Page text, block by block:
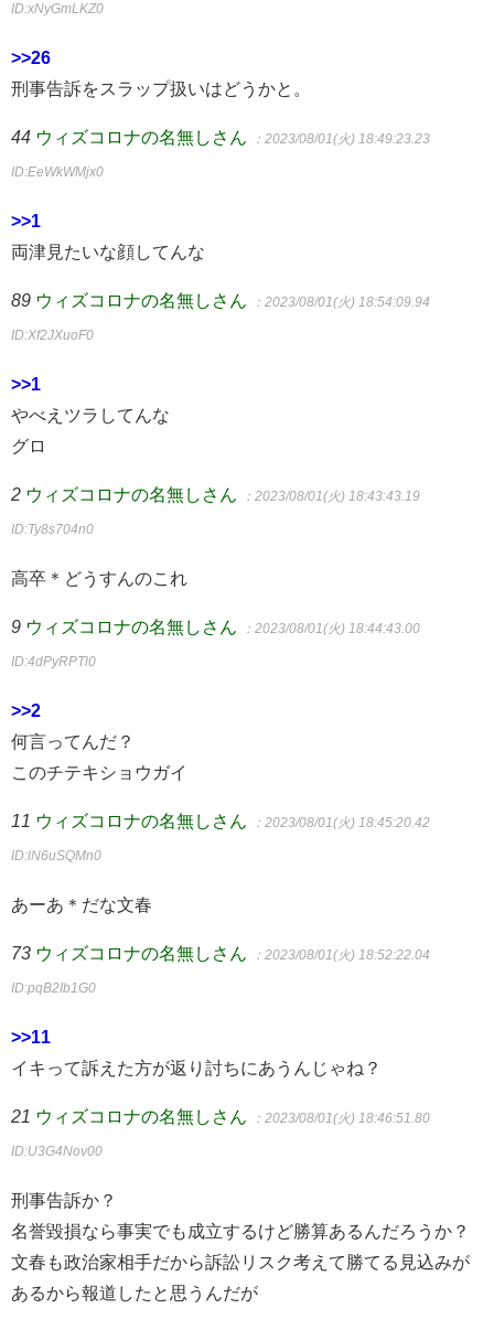
ID:xNyGmLKZ0
>>26
刑事告訴をスラップ扱いはどうかと。
44 ウィズコロナの名無しさん ：2023/08/01(火) 18:49:23.23
ID:EeWkWMjx0
>>1
両津見たいな顔してんな
89 ウィズコロナの名無しさん ：2023/08/01(火) 18:54:09.94
ID:Xf2JXuoF0
>>1
やべえツラしてんな
グロ
2 ウィズコロナの名無しさん ：2023/08/01(火) 18:43:43.19
ID:Ty8s704n0
高卒＊どうすんのこれ
9 ウィズコロナの名無しさん ：2023/08/01(火) 18:44:43.00
ID:4dPyRPTl0
>>2
何言ってんだ？
このチテキショウガイ
11 ウィズコロナの名無しさん ：2023/08/01(火) 18:45:20.42
ID:lN6uSQMn0
あーあ＊だな文春
73 ウィズコロナの名無しさん ：2023/08/01(火) 18:52:22.04
ID:pqB2Ib1G0
>>11
イキって訴えた方が返り討ちにあうんじゃね？
21 ウィズコロナの名無しさん ：2023/08/01(火) 18:46:51.80
ID:U3G4Nov00
刑事告訴か？
名誉毀損なら事実でも成立するけど勝算あるんだろうか？
文春も政治家相手だから訴訟リスク考えて勝てる見込みが
あるから報道したと思うんだが